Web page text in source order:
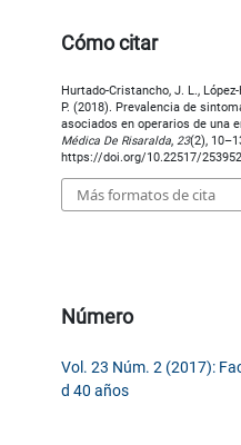
Cómo citar
Hurtado-Cristancho, J. L.,
P. (2018). Prevalencia de
asociados en operarios de una
Médica De Risaralda,23(2),
https://doi.org/10.22517/
Más formatos de cita
Número
Vol. 23 Núm. 2 (2017):
d 40 años